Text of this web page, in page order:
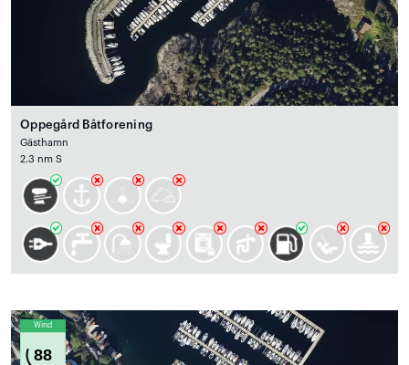
Oppegård Båtforening
Gästhamn
2.3 nm S
Wind
88